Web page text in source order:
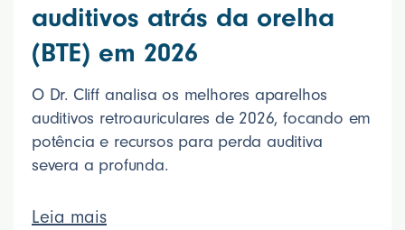
auditivos atrás da orelha
(BTE) em 2026
O Dr. Cliff analisa os melhores aparelhos
auditivos retroauriculares de 2026, focando em
potência e recursos para perda auditiva
severa a profunda.
Leia mais